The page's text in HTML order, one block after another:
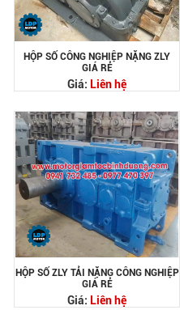
HỘP SỐ CÔNG NGHIỆP NẶNG ZLY
GIÁ RẺ
Giá: Liên hệ
HỘP SỐ ZLY TẢI NẶNG CÔNG NGHIỆP
GIÁ RẺ
Giá: Liên hệ